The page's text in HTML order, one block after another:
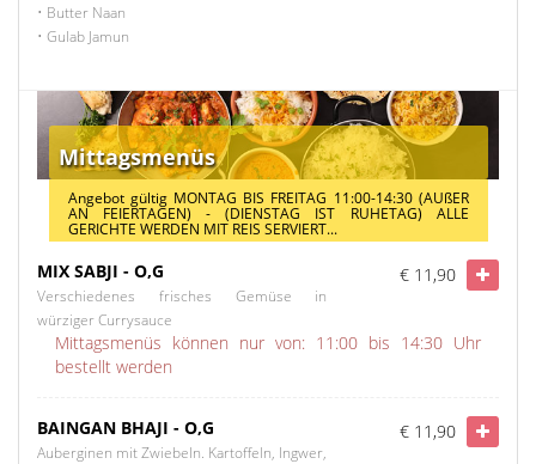
• Butter Naan
• Gulab Jamun
Mittagsmenüs
Angebot gültig MONTAG BIS FREITAG 11:00-14:30 (AUßER
AN FEIERTAGEN) - (DIENSTAG IST RUHETAG) ALLE
GERICHTE WERDEN MIT REIS SERVIERT...
MIX SABJI - O,G
Verschiedenes frisches Gemüse in
würziger Currysauce
€ 11,90
Mittagsmenüs können nur von: 11:00 bis 14:30 Uhr
bestellt werden
BAINGAN BHAJI - O,G
Auberginen mit Zwiebeln. Kartoffeln, Ingwer,
€ 11,90